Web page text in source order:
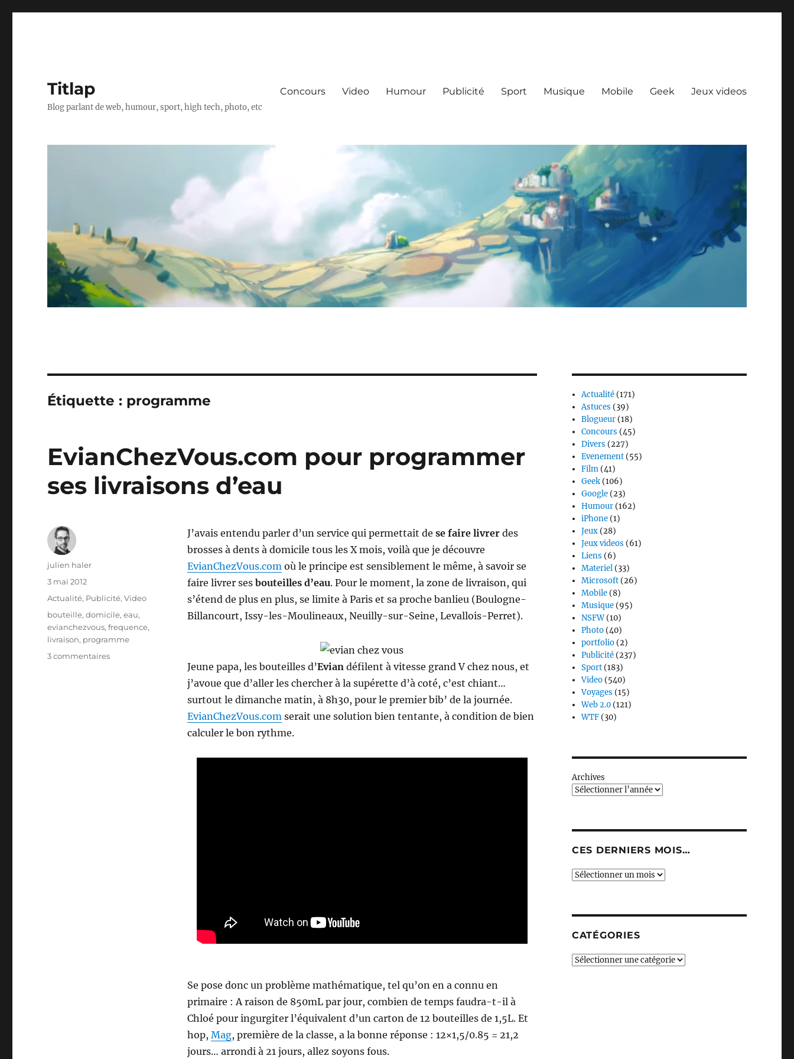
Titlap
Blog parlant de web, humour, sport, high tech, photo, etc
Concours Video Humour Publicité Sport Musique Mobile Geek Jeux videos
Étiquette : programme
EvianChezVous.com pour programmer
ses livraisons d’eau
J’avais entendu parler d’un service qui permettait de se faire livrer des
brosses à dents à domicile tous les X mois, voilà que je découvre
EvianChezVous.comoù le principe est sensiblement le même, à savoir se
faire livrer ses bouteilles d’eau. Pour le moment, la zone de livraison, qui
s’étend de plus en plus, se limite à Paris et sa proche banlieu (Boulogne-
Billancourt, Issy-les-Moulineaux, Neuilly-sur-Seine, Levallois-Perret).
Jeune papa, les bouteilles d’Evian défilent à vitesse grand V chez nous, et
j’avoue que d’aller les chercher à la supérette d’à coté, c’est chiant…
surtout le dimanche matin, à 8h30, pour le premier bib’ de la journée.
EvianChezVous.com serait une solution bien tentante, à condition de bien
calculer le bon rythme.
Se pose donc un problème mathématique, tel qu’on en a connu en
primaire : A raison de 850mL par jour, combien de temps faudra-t-il à
Chloé pour ingurgiter l’équivalent d’un carton de 12 bouteilles de 1,5L. Et
hop, Mag, première de la classe, a la bonne réponse : 12×1,5/0.85 = 21,2
jours… arrondi à 21 jours, allez soyons fous.
Auteur
julien haler
Publié
3 mai 2012
Catégories
Actualité, Publicité,Video
Étiquettes
bouteille,domicile,eau,
evianchezvous,frequence,
livraison, programme
3 commentairessur
Actualité (171)
Astuces (39)
Blogueur (18)
Concours (45)
Divers (227)
Evenement (55)
Film (41)
Geek (106)
Google (23)
Humour (162)
iPhone (1)
Jeux (28)
Jeux videos (61)
Liens (6)
Materiel (33)
Microsoft (26)
Mobile (8)
Musique (95)
NSFW(10)
Photo (40)
portfolio (2)
Publicité (237)
Sport (183)
Video (540)
Voyages (15)
Web 2.0 (121)
WTF (30)
Archives
CES DERNIERS MOIS…
Ces
CATÉGORIES
Catégories